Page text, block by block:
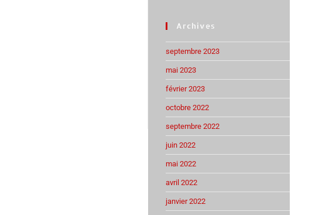
Archives
septembre 2023
mai 2023
février 2023
octobre 2022
septembre 2022
juin 2022
mai 2022
avril 2022
janvier 2022